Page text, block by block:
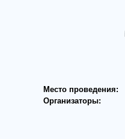
Место проведения:
Организаторы: